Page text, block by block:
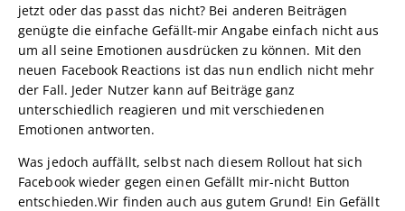
jetzt oder das passt das nicht? Bei anderen Beiträgen
genügte die einfache Gefällt-mir Angabe einfach nicht aus
um all seine Emotionen ausdrücken zu können. Mit den
neuen Facebook Reactions ist das nun endlich nicht mehr
der Fall. Jeder Nutzer kann auf Beiträge ganz
unterschiedlich reagieren und mit verschiedenen
Emotionen antworten.
Was jedoch auffällt, selbst nach diesem Rollout hat sich
Facebook wieder gegen einen Gefällt mir-nicht Button
entschieden.Wir finden auch aus gutem Grund! Ein Gefällt